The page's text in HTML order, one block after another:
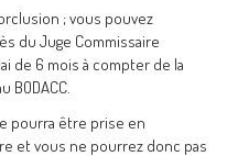
; vous pouvez
du Juge Commissaire
de 6 mois à compter de la
pourra être prise en
et vous ne pourrez donc pas